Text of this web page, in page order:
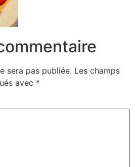
sera pas publiée. Les champs
avec *